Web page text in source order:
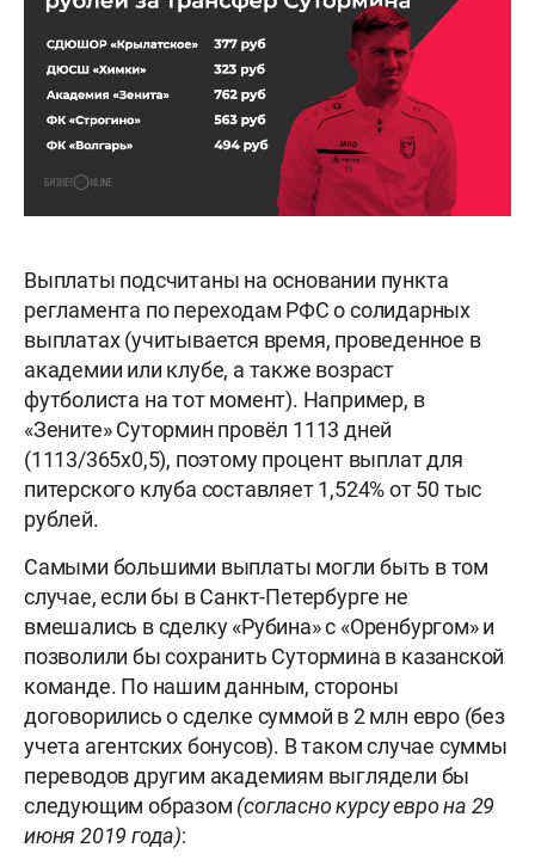
Выплаты подсчитаны на основании пункта
регламента по переходам РФС о солидарных
выплатах (учитывается время, проведенное в
академии или клубе, а также возраст
футболиста на тот момент). Например, в
«Зените» Сутормин провёл 1113 дней
(1113/365х0,5), поэтому процент выплат для
питерского клуба составляет 1,524% от 50 тыс
рублей.
Самыми большими выплаты могли быть в том
случае, если бы в Санкт-Петербурге не
вмешались в сделку «Рубина» с «Оренбургом» и
позволили бы сохранить Сутормина в казанской
команде. По нашим данным, стороны
договорились о сделке суммой в 2 млн евро (без
учета агентских бонусов). В таком случае суммы
переводов другим академиям выглядели бы
следующим образом (согласно курсу евро на 29
июня 2019 года):